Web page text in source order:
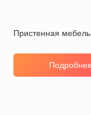
Пристенная
Подробнее